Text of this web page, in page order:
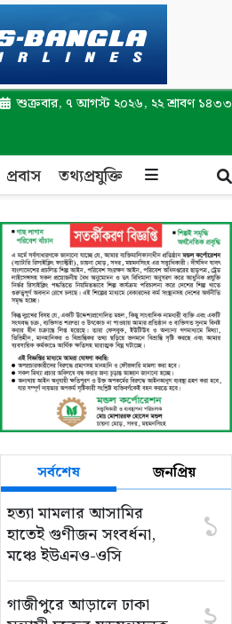
শুক্রবার, ৭ আগস্ট ২০২৬, ২২ শ্রাবণ ১৪৩৩
প্রবাস তথ্যপ্রযুক্তি
সর্বশেষ জনপ্রিয়
হত্যা মামলার আসামির
হাতেই গুণীজন সংবর্ধনা,
মঞ্চে ইউএনও-ওসি
১
গাজীপুরে আড়ালে ঢাকা